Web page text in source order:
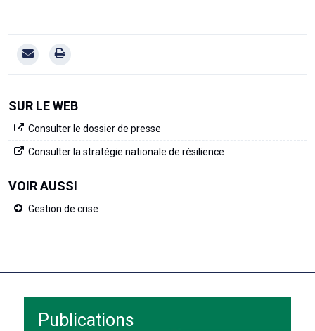
SUR LE WEB
Consulter le dossier de presse
Consulter la stratégie nationale de résilience
VOIR AUSSI
Gestion de crise
Publications